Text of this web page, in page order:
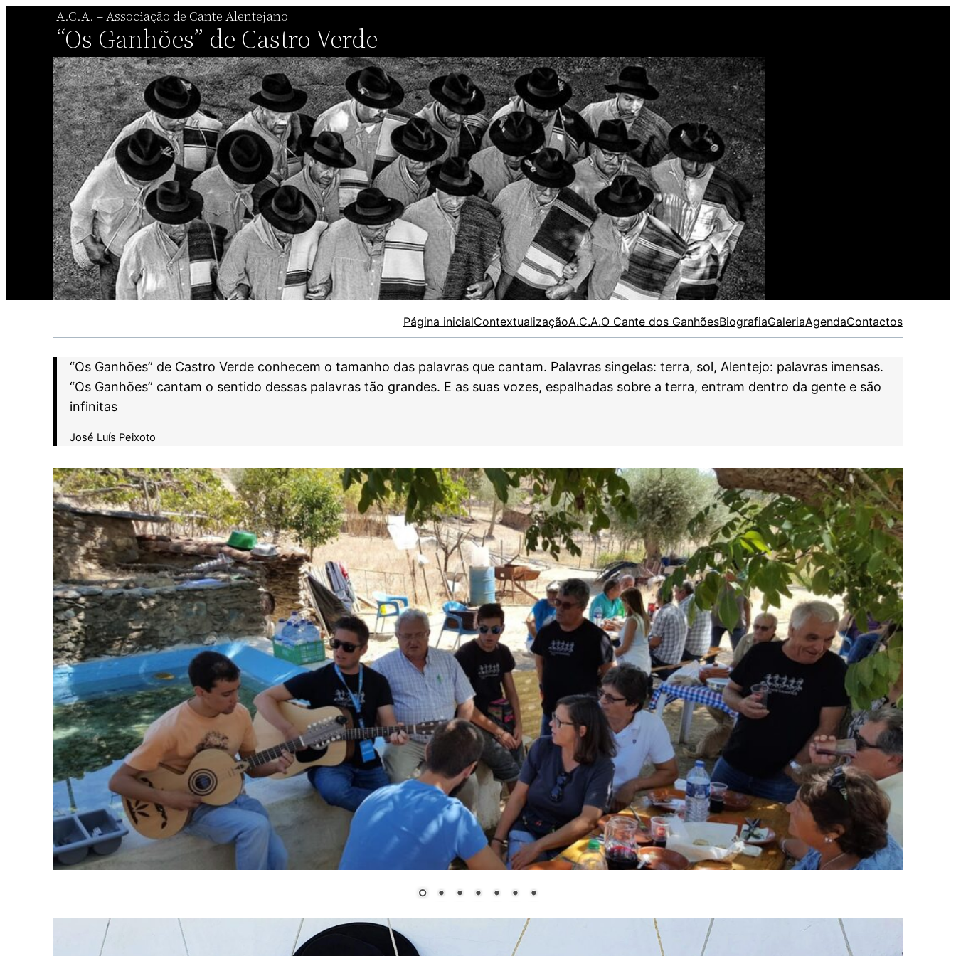
conteúdo
A.C.A. – Associação de Cante Alentejano
“Os Ganhões” de Castro Verde
Página inicialContextualizaçãoA.C.A.O Cante dos GanhõesBiografiaGaleriaAgendaContactos
“Os Ganhões” de Castro Verde conhecem o tamanho das palavras que cantam. Palavras singelas: terra, sol, Alentejo: palavras imensas.
“Os Ganhões” cantam o sentido dessas palavras tão grandes. E as suas vozes, espalhadas sobre a terra, entram dentro da gente e são
infinitas
José Luís Peixoto